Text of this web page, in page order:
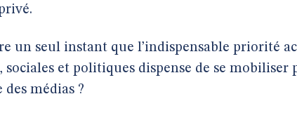
un seul instant que l’indispensable priorité
sociales et politiques dispense de se
médias ?